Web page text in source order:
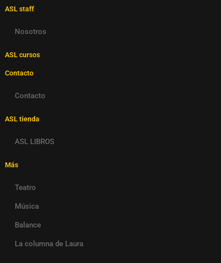
ASL staff
Nosotros
ASL cursos
Contacto
Contacto
ASL tienda
ASL LIBROS
Más
Teatro
Música
Balance
La columna de Laura